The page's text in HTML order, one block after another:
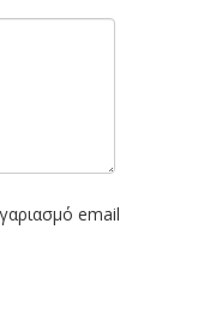
email